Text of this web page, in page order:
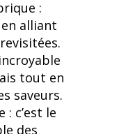
:
alliant
tout en
saveurs.
: c’est le
des